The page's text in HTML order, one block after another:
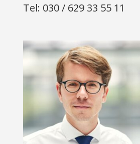
Tel: 030 / 629 33 55 11